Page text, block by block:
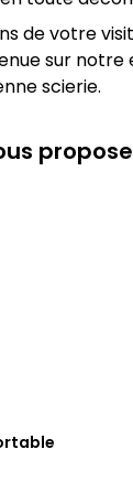
de votre
sur
scierie.